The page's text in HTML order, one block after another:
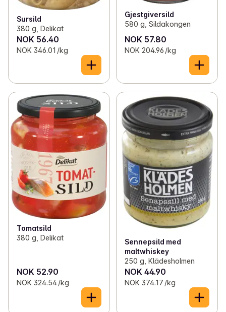
Sursild
380 g, Delikat
NOK 56.40
NOK 346.01 /kg
Gjestgiversild
580 g, Sildakongen
NOK 57.80
NOK 204.96 /kg
Tomatsild
380 g, Delikat
NOK 52.90
NOK 324.54 /kg
Sennepsild med
maltwhiskey
250 g, Klädesholmen
NOK 44.90
NOK 374.17 /kg